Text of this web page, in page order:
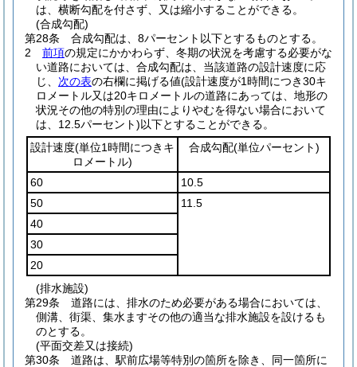
は、横断勾配を付さず、又は縮小することができる。
(合成勾配)
第28条
合成勾配は、8パーセント以下とするものとする。
2
前項の規定にかかわらず、冬期の状況を考慮する必要がな
い道路においては、合成勾配は、当該道路の設計速度に応
じ、 次の表の右欄に掲げる値(設計速度が1時間につき30キ
ロメートル又は20キロメートルの道路にあっては、地形の
状況その他の特別の理由によりやむを得ない場合において
は、12.5パーセント)以下とすることができる。
設計速度(単位1時間につきキ
ロメートル)
合成勾配(単位パーセント)
60
10.5
50
11.5
40
30
20
(排水施設)
第29条
道路には、排水のため必要がある場合においては、
側溝、街渠、集水ますその他の適当な排水施設を設けるも
のとする。
(平面交差又は接続)
第30条
道路は、駅前広場等特別の箇所を除き、同一箇所に